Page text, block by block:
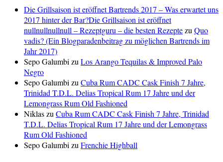
Die Grillsaison ist eröffnet Bartrends 2017 – Was erwartet uns
2017 hinter der Bar?Die Grillsaison ist eröffnet
nullnullnullnull – Rezeptguru – die besten RezeptezuQuo
vadis? (Ein Blogparadenbeitrag zu möglichen Bartrends im
Jahr 2017)
Sepo GalumbizuLos Arango Tequilas & Improved Palo
Negro
Sepo GalumbizuCuba Rum CADC Cask Finish 7 Jahre,
Trinidad T.D.L. Delias Tropical Rum 17 Jahre und der
Lemongrass Rum Old Fashioned
NiklaszuCuba Rum CADC Cask Finish 7 Jahre, Trinidad
T.D.L. Delias Tropical Rum 17 Jahre und der Lemongrass
Rum Old Fashioned
Sepo GalumbizuFrenchie Highball